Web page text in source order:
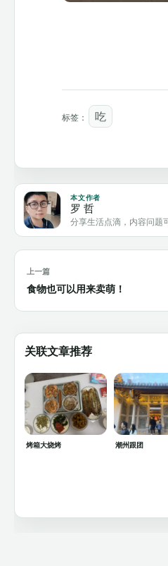
标签： 吃
本文作者
罗 哲
分享生活点滴，内容问题
上一篇
食物也可以用来卖萌！
关联文章推荐
烤箱大烧烤 潮州跟团